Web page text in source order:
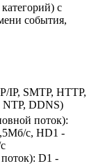
с
события,
IP, SMTP, HTTP,
NTP, DDNS)
поток):
с, HD1 -
D1 -